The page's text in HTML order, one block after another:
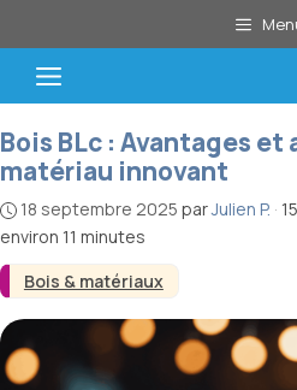
au
contenuMenu
Bois & matériaux
Bois BLc : Avantages
matériau innovant
18 septembre 2025 parJulien P. ·
environ 11 minutes